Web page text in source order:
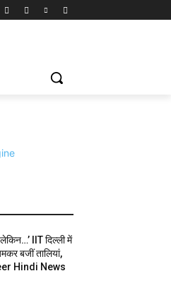
लेकिन…’ IIT दिल्ली में
बजीं तालियां,
Hindi News